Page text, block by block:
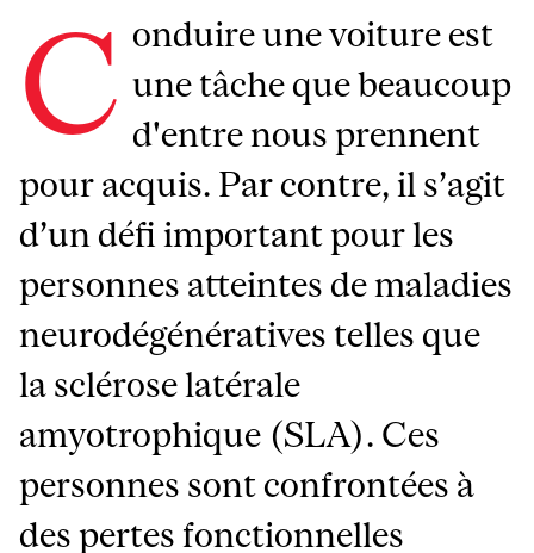
C onduire une voiture est
une tâche que beaucoup
d'entre nous prennent
pour acquis. Par contre, il s’agit
d’un défi important pour les
personnes atteintes de maladies
neurodégénératives telles que
la sclérose latérale
amyotrophique (SLA). Ces
personnes sont confrontées à
des pertes fonctionnelles